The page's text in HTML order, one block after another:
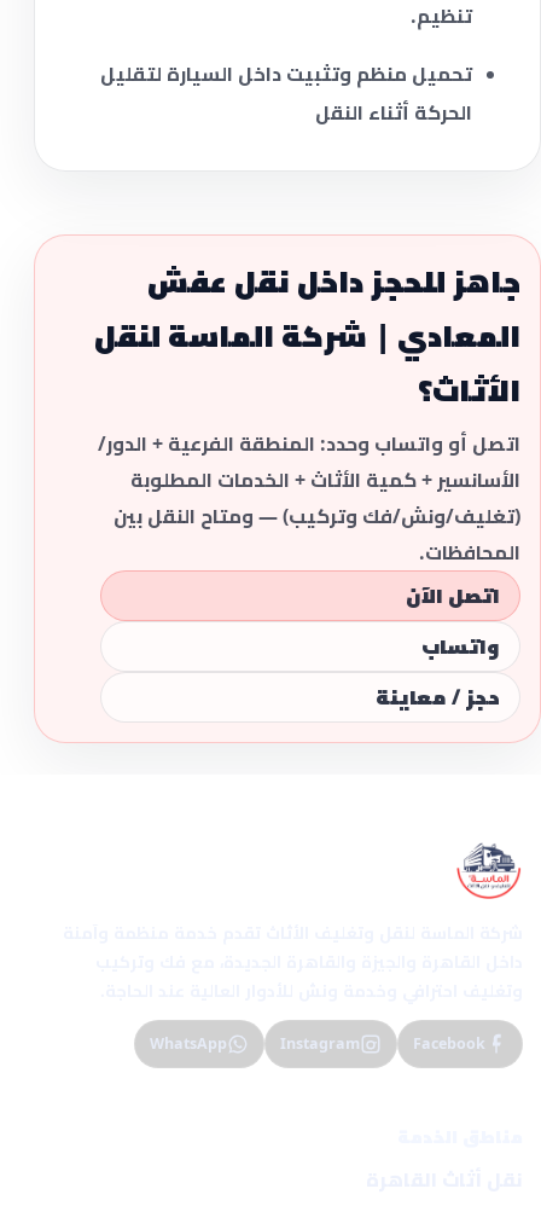
تنظيم.
تحميل منظم وتثبيت داخل السيارة لتقليل
الحركة أثناء النقل
جاهز للحجز داخل نقل عفش
المعادي | شركة الماسة لنقل
الأثاث؟
اتصل أو واتساب وحدد: المنطقة الفرعية + الدور/
الأسانسير + كمية الأثاث + الخدمات المطلوبة
(تغليف/ونش/فك وتركيب) — ومتاح النقل بين
المحافظات.
اتصل الآن
واتساب
حجز / معاينة
Facebook
Instagram
WhatsApp